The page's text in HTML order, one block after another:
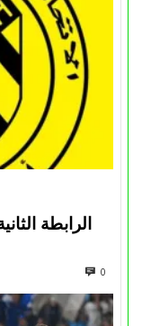
الرابطة
0